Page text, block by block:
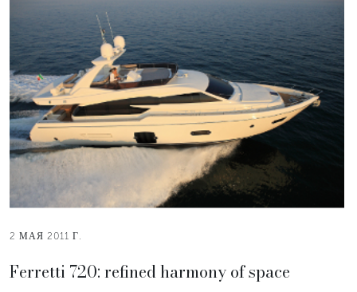
2 МАЯ 2011 Г.
Ferretti 720: refined harmony of space